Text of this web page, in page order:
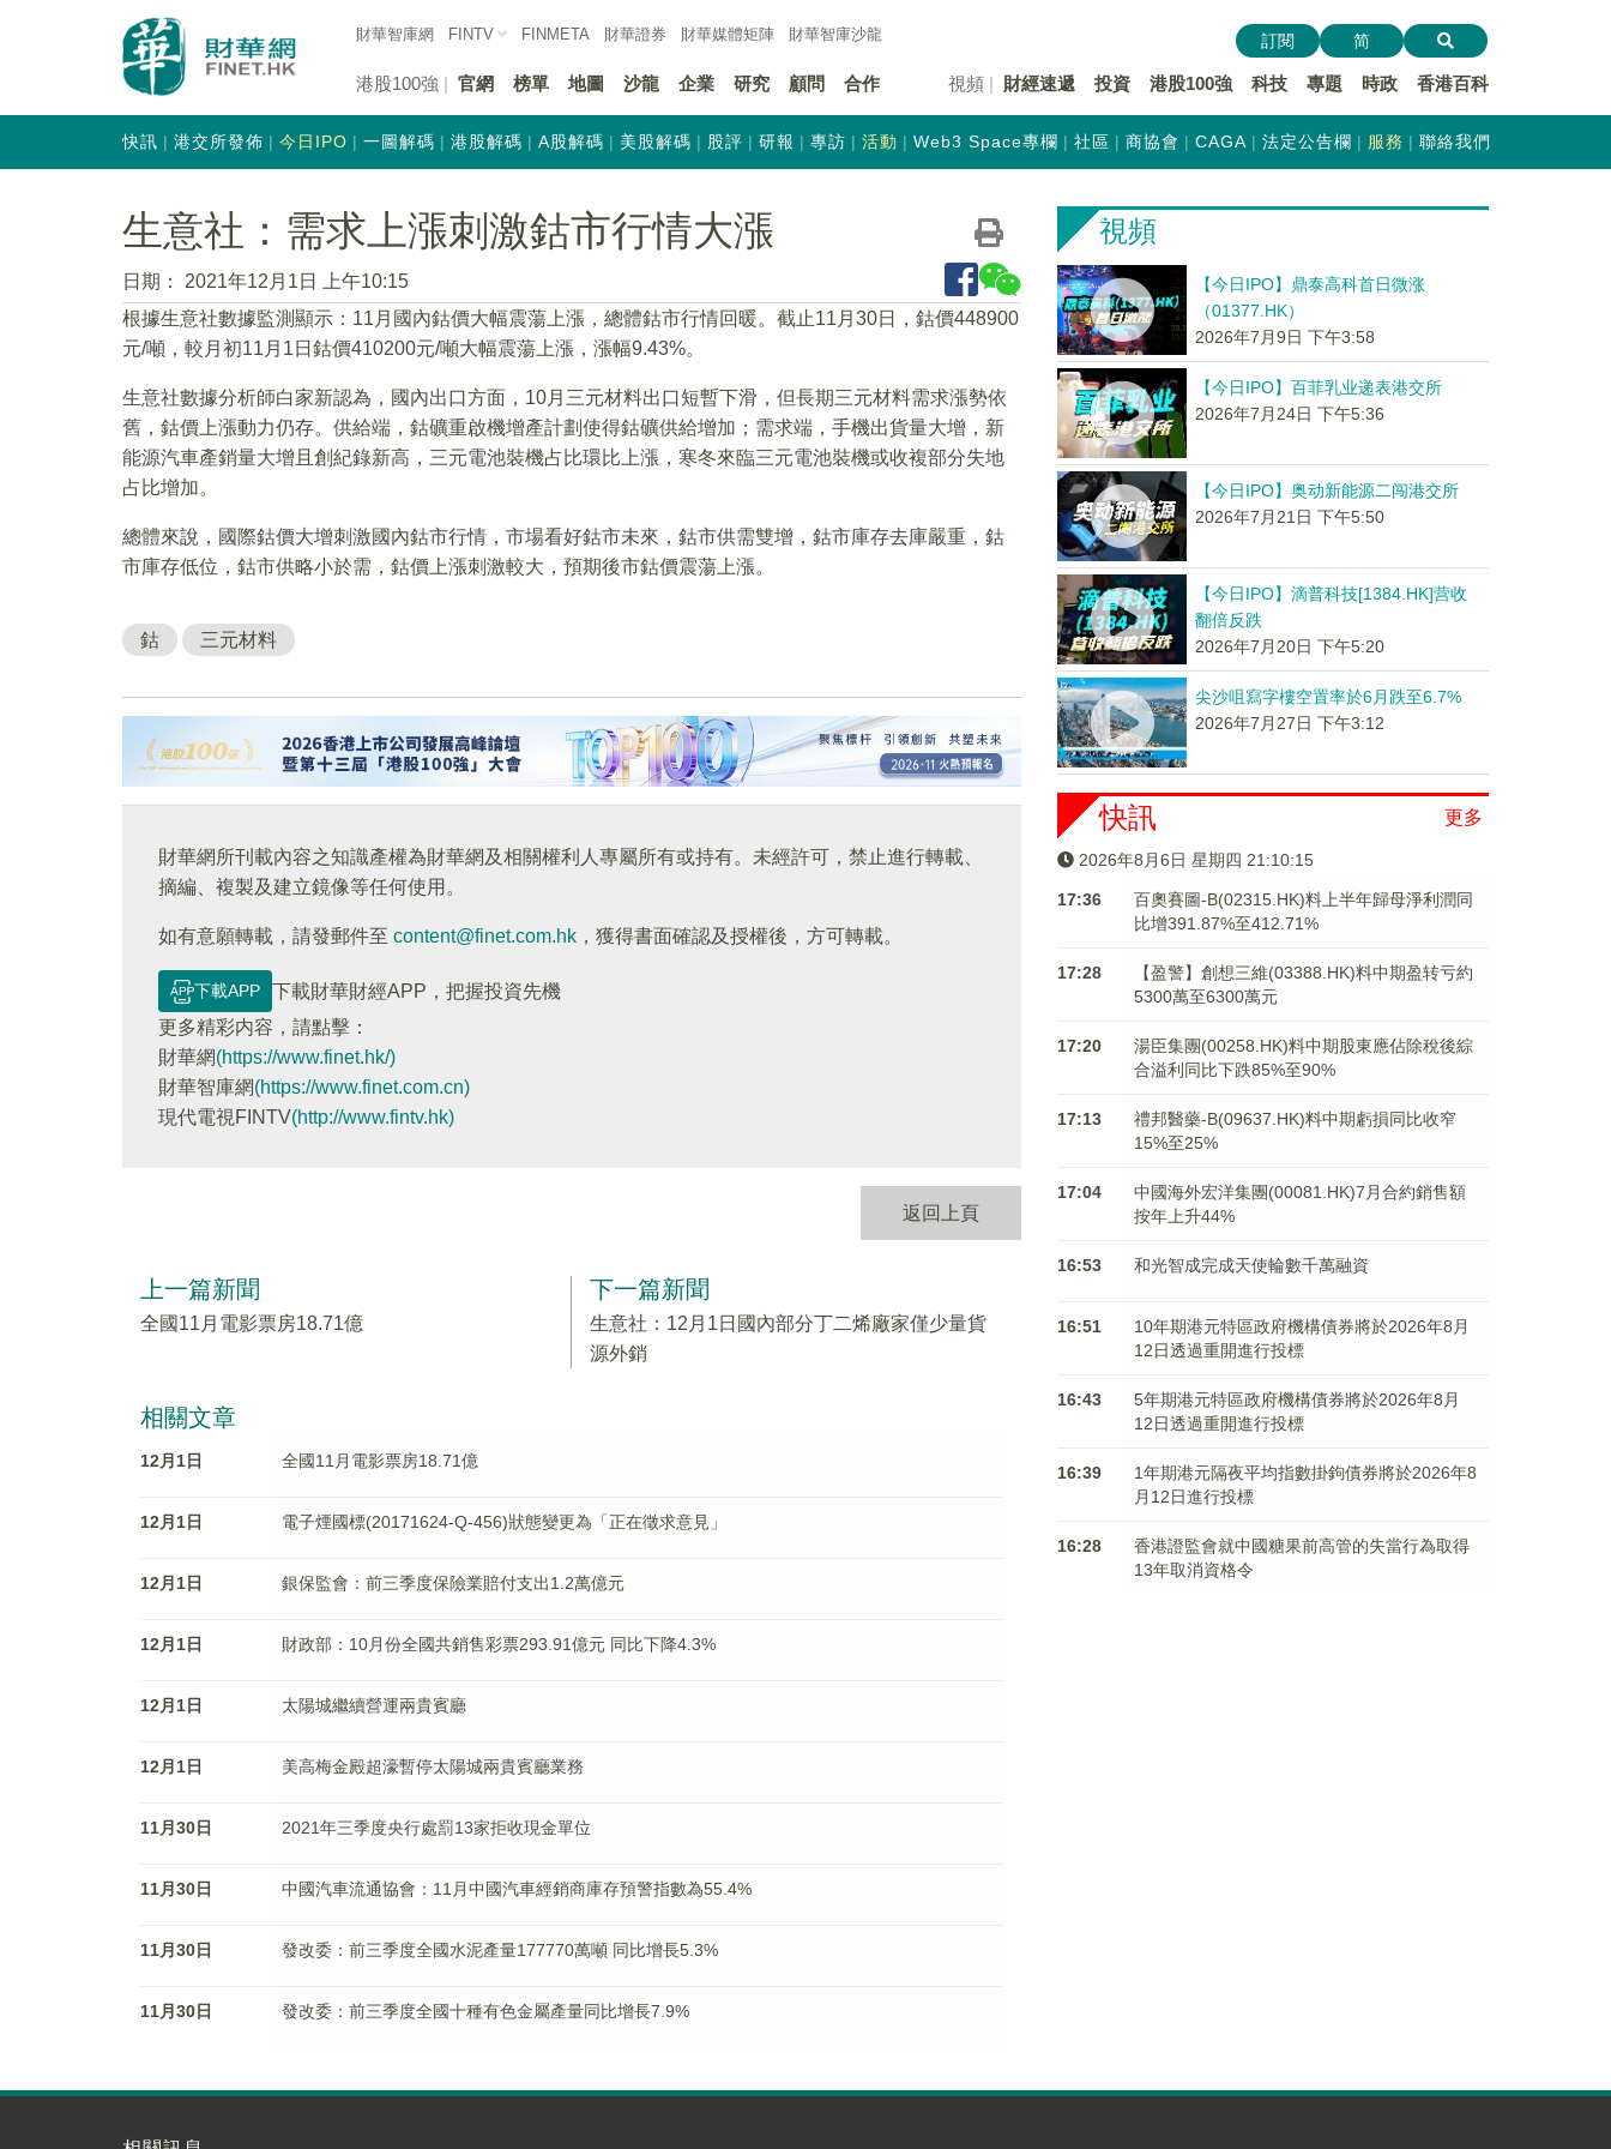
財華智庫網 FINTV FINMETA 財華證券 財華媒體矩陣 財華智庫沙龍
港股100強 官網 榜單 地圖 沙龍 企業 研究 顧問 合作 視頻 財經速遞 投資 港股100強 科技 專題 時政 香港百科
訂閱 简
快訊 港交所發佈 今日IPO 一圖解碼 港股解碼 A股解碼 美股解碼 股評 研報 專訪 活動 Web3 Space專欄 社區 商協會 CAGA 法定公告欄 服務 聯絡我們
生意社：需求上漲刺激鈷市行情大漲
日期：
2021年12月1日 上午10:15
根據生意社數據監測顯示：11月國內鈷價大幅震蕩上漲，總體鈷市行情回暖。截止11月30日，鈷價448900
元/噸，較月初11月1日鈷價410200元/噸大幅震蕩上漲，漲幅9.43%。
生意社數據分析師白家新認為，國內出口方面，10月三元材料出口短暫下滑，但長期三元材料需求漲勢依
舊，鈷價上漲動力仍存。供給端，鈷礦重啟機增產計劃使得鈷礦供給增加；需求端，手機出貨量大增，新
能源汽車產銷量大增且創紀錄新高，三元電池裝機占比環比上漲，寒冬來臨三元電池裝機或收複部分失地
占比增加。
總體來說，國際鈷價大增刺激國內鈷市行情，市場看好鈷市未來，鈷市供需雙增，鈷市庫存去庫嚴重，鈷
市庫存低位，鈷市供略小於需，鈷價上漲刺激較大，預期後市鈷價震蕩上漲。
鈷 三元材料
財華網所刊載內容之知識產權為財華網及相關權利人專屬所有或持有。未經許可，禁止進行轉載、
摘編、複製及建立鏡像等任何使用。
如有意願轉載，請發郵件至 content@finet.com.hk ，獲得書面確認及授權後，方可轉載。
下載APP
下載財華財經APP，把握投資先機
更多精彩内容，請點擊：
財華網(https://www.finet.hk/)
財華智庫網(https://www.finet.com.cn)
現代電視FINTV(http://www.fintv.hk)
返回上頁
上一篇新聞
全國11月電影票房18.71億
下一篇新聞
生意社：12月1日國內部分丁二烯廠家僅少量貨
源外銷
相關文章
12月1日 全國11月電影票房18.71億
12月1日 電子煙國標(20171624-Q-456)狀態變更為「正在徵求意見」
12月1日 銀保監會：前三季度保險業賠付支出1.2萬億元
12月1日 財政部：10月份全國共銷售彩票293.91億元 同比下降4.3%
12月1日 太陽城繼續營運兩貴賓廳
12月1日 美高梅金殿超濠暫停太陽城兩貴賓廳業務
11月30日 2021年三季度央行處罰13家拒收現金單位
11月30日 中國汽車流通協會：11月中國汽車經銷商庫存預警指數為55.4%
11月30日 發改委：前三季度全國水泥產量177770萬噸 同比增長5.3%
11月30日 發改委：前三季度全國十種有色金屬產量同比增長7.9%
視頻
【今日IPO】鼎泰高科首日微涨
（01377.HK）
2026年7月9日 下午3:58
【今日IPO】百菲乳业递表港交所
2026年7月24日 下午5:36
【今日IPO】奥动新能源二闯港交所
2026年7月21日 下午5:50
【今日IPO】滴普科技[1384.HK]营收
翻倍反跌
2026年7月20日 下午5:20
尖沙咀寫字樓空置率於6月跌至6.7%
2026年7月27日 下午3:12
更多
快訊
2026年8月6日 星期四 21:10:15
17:36
百奧賽圖-B(02315.HK)料上半年歸母淨利潤同
比增391.87%至412.71%
17:28
【盈警】創想三維(03388.HK)料中期盈转亏約
5300萬至6300萬元
17:20
湯臣集團(00258.HK)料中期股東應佔除稅後綜
合溢利同比下跌85%至90%
17:13
禮邦醫藥-B(09637.HK)料中期虧損同比收窄
15%至25%
17:04
中國海外宏洋集團(00081.HK)7月合約銷售額
按年上升44%
16:53 和光智成完成天使輪數千萬融資
16:51
10年期港元特區政府機構債券將於2026年8月
12日透過重開進行投標
16:43
5年期港元特區政府機構債券將於2026年8月
12日透過重開進行投標
16:39
1年期港元隔夜平均指數掛鉤債券將於2026年8
月12日進行投標
16:28
香港證監會就中國糖果前高管的失當行為取得
13年取消資格令